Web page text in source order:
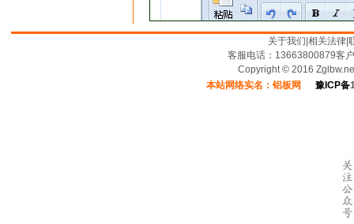
关于我们 相关法律|
客服电话：13663800879客
Copyright © 2016
本站网络实名：铝板网
豫ICP备